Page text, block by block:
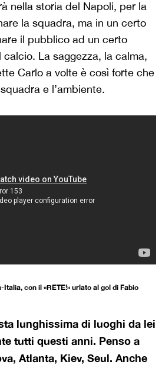
nella storia del Napoli, per la
la squadra, ma in un certo
il pubblico ad un certo
La saggezza, la calma,
Carlo a volte è così forte che
e l’ambiente.
con il «RETE!» urlato al gol di Fabio
lunghissima di luoghi da lei
tutti questi anni. Penso a
Atlanta, Kiev, Seul. Anche